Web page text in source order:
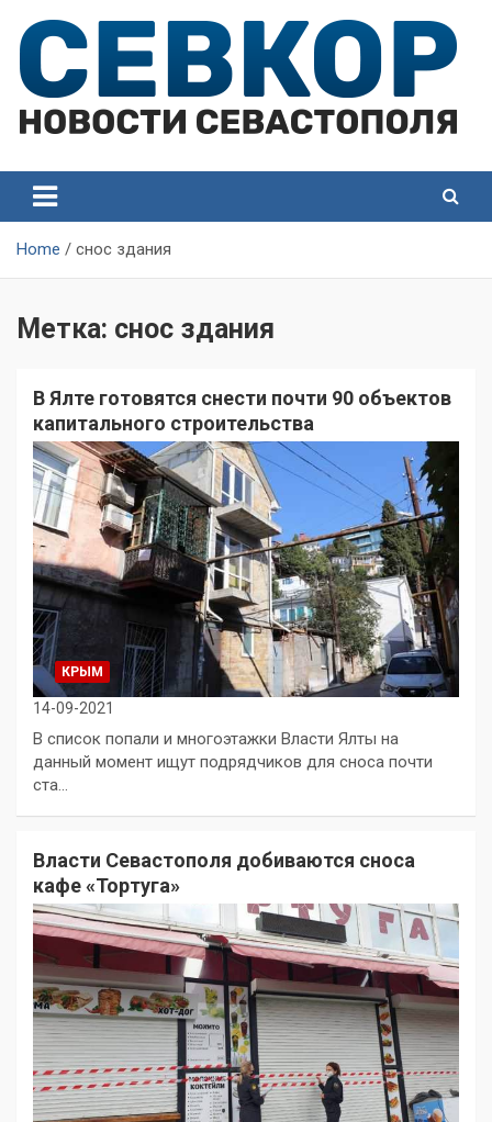
content
Севастополя
Севастополя
Home снос здания
Метка: снос здания
В Ялте готовятся снести почти 90 объектов
капитального строительства
КРЫМ
14-09-2021
В список попали и многоэтажки Власти Ялты на
данный момент ищут подрядчиков для сноса почти
ста…
Власти Севастополя добиваются сноса
кафе «Тортуга»